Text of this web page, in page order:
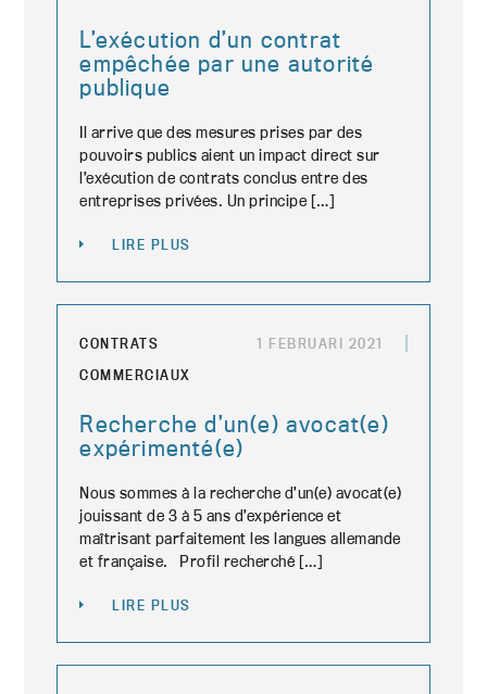
L’exécution d’un contrat
empêchée par une autorité
publique
Il arrive que des mesures prises par des
pouvoirs publics aient un impact direct sur
l’exécution de contrats conclus entre des
entreprises privées. Un principe […]
LIRE PLUS
CONTRATS
COMMERCIAUX
1 FEBRUARI 2021
Recherche d’un(e) avocat(e)
expérimenté(e)
Nous sommes à la recherche d’un(e) avocat(e)
jouissant de 3 à 5 ans d’expérience et
maîtrisant parfaitement les langues allemande
et française. Profil recherché […]
LIRE PLUS